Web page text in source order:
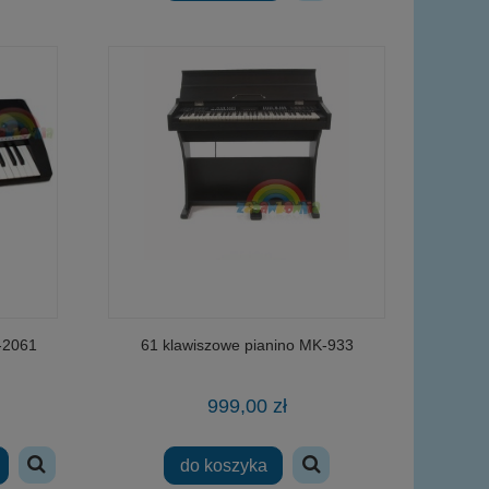
Smok Wawelski krakowski 16cm
61 klawiszowe pianino MK-933
999,00 zł
do koszyka